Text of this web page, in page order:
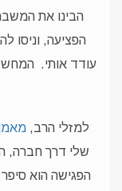
הבינו את
הפציעה, וניסו
עודד אותי.
למזלי הרב,
שלי דרך חברה,
הפגישה הוא